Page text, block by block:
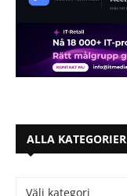
ALLA KATEGORIER